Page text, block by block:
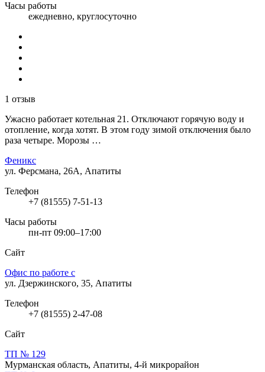
Часы работы
ежедневно, круглосуточно
1 отзыв
Ужасно работает котельная 21. Отключают горячую воду и
отопление, когда хотят. В этом году зимой отключения было
раза четыре. Морозы …
Феникс
ул. Ферсмана, 26А, Апатиты
Телефон
+7 (81555) 7-51-13
Часы работы
пн-пт 09:00–17:00
Сайт
Офис по работе с
ул. Дзержинского, 35, Апатиты
Телефон
+7 (81555) 2-47-08
Сайт
ТП № 129
Мурманская область, Апатиты, 4-й микрорайон